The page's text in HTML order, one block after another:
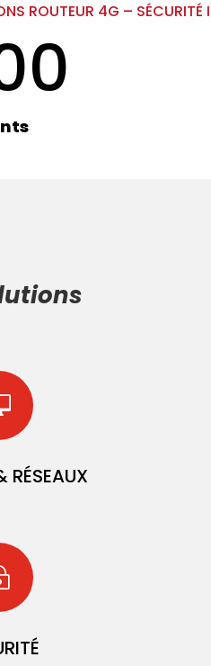
ROUTEUR 4G –
RÉSEAUX